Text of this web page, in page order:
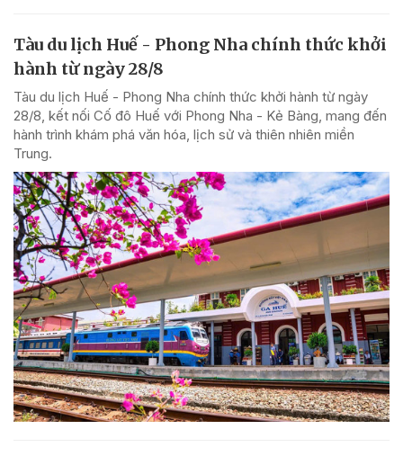
Tàu du lịch Huế - Phong Nha chính thức khởi
hành từ ngày 28/8
Tàu du lịch Huế - Phong Nha chính thức khởi hành từ ngày
28/8, kết nối Cố đô Huế với Phong Nha - Kẻ Bàng, mang đến
hành trình khám phá văn hóa, lịch sử và thiên nhiên miền
Trung.